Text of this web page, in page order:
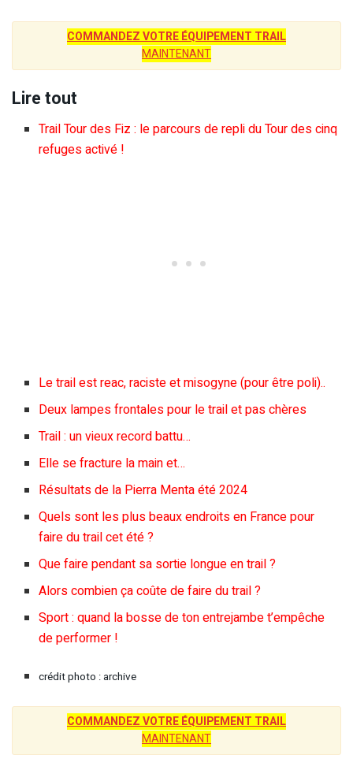
COMMANDEZ VOTRE ÉQUIPEMENT TRAIL
MAINTENANT
Lire tout
Trail Tour des Fiz : le parcours de repli du Tour des cinq
refuges activé !
Le trail est reac, raciste et misogyne (pour être poli)..
Deux lampes frontales pour le trail et pas chères
Trail : un vieux record battu…
Elle se fracture la main et…
Résultats de la Pierra Menta été 2024
Quels sont les plus beaux endroits en France pour
faire du trail cet été ?
Que faire pendant sa sortie longue en trail ?
Alors combien ça coûte de faire du trail ?
Sport : quand la bosse de ton entrejambe t’empêche
de performer !
crédit photo : archive
COMMANDEZ VOTRE ÉQUIPEMENT TRAIL
MAINTENANT